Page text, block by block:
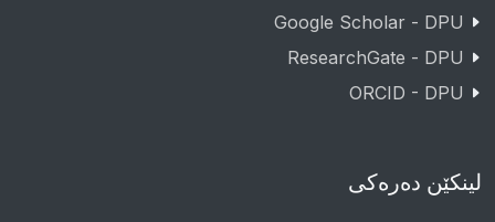
Google Scholar - DPU
ResearchGate - DPU
ORCID - DPU
لینکێن دەرەکی